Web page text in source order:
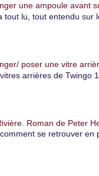
une ampoule avant
tout lu, tout entendu sur
poser une vitre
arrières de Twingo
Roman de Peter
se retrouver en